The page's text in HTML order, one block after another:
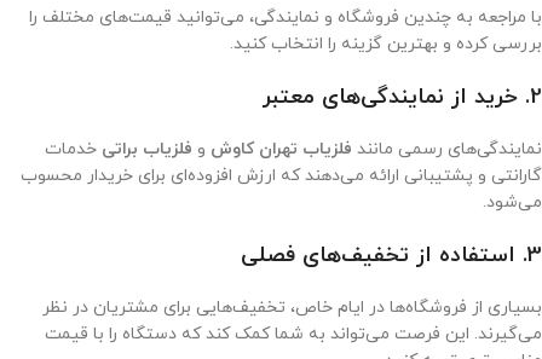
با مراجعه به چندین فروشگاه و نمایندگی، می‌توانید قیمت‌های مختلف را
بررسی کرده و بهترین گزینه را انتخاب کنید.
2. خرید از نمایندگی‌های معتبر
نمایندگی‌های رسمی مانند فلزیاب تهران کاوش و فلزیاب براتی خدمات
گارانتی و پشتیبانی ارائه می‌دهند که ارزش افزوده‌ای برای خریدار محسوب
می‌شود.
3. استفاده از تخفیف‌های فصلی
بسیاری از فروشگاه‌ها در ایام خاص، تخفیف‌هایی برای مشتریان در نظر
می‌گیرند. این فرصت می‌تواند به شما کمک کند که دستگاه را با قیمت